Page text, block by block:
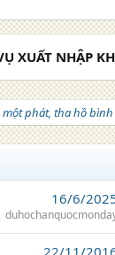
XUẤT NHẬP
phát, tha hồ
16/6/
22/11/